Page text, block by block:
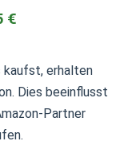
€
kaufst, erhalten
Dies beeinflusst
Partner